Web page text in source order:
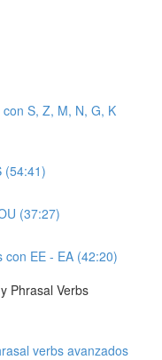
S, Z, M, N, G, K
(54:41)
(37:27)
EE - EA (42:20)
Phrasal Verbs
verbs avanzados